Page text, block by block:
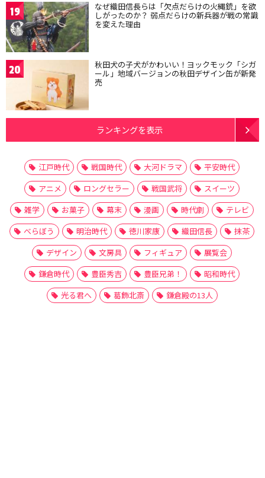
19 なぜ織田信長らは「欠点だらけの火縄銃」を欲
しがったのか？ 弱点だらけの新兵器が戦の常識
を変えた理由
20 秋田犬の子犬がかわいい！ヨックモック「シガ
ール」地域バージョンの秋田デザイン缶が新発
売
ランキングを表示
江戸時代 戦国時代 大河ドラマ
平安時代
アニメ
ロングセラー 戦国武将
スイーツ
雑学
お菓子 幕末 漫画 時代劇
テレビ
べらぼう
明治時代 徳川家康 織田信長
抹茶
デザイン
文房具 フィギュア
展覧会
鎌倉時代
豊臣秀吉 豊臣兄弟！
昭和時代
光る君へ
葛飾北斎 鎌倉殿の13人